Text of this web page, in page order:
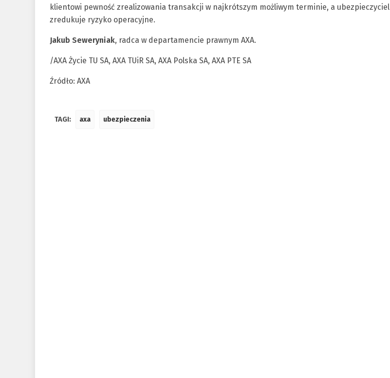
klientowi pewność zrealizowania transakcji w najkrótszym możliwym terminie, a ubezpieczyciel
zredukuje ryzyko operacyjne.
Jakub Seweryniak, radca w departamencie prawnym AXA.
/AXA Życie TU SA, AXA TUiR SA, AXA Polska SA, AXA PTE SA
Źródło: AXA
TAGI: axa ubezpieczenia